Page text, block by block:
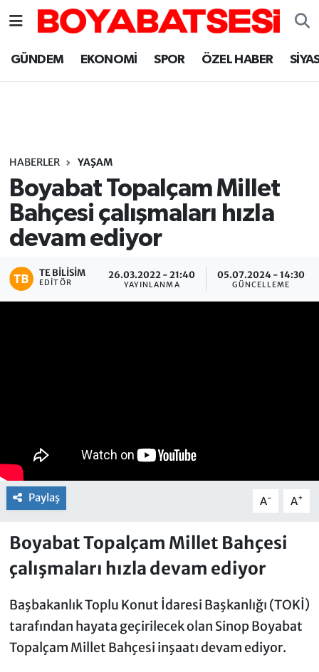
GÜNDEM EKONOMİ SPOR ÖZEL HABER
HABERLER YAŞAM
Boyabat Topalçam Millet
Bahçesi çalışmaları hızla
devam ediyor
TE BILISIM
EDITÖR
26.03.2022 - 21:40
YAYINLANMA
05.07.2024 - 14:30
GÜNCELLEME
Paylaş A- A+
Boyabat Topalçam Millet Bahçesi
çalışmaları hızla devam ediyor
Başbakanlık Toplu Konut İdaresi Başkanlığı (TOKİ)
tarafından hayata geçirilecek olan Sinop Boyabat
Topalçam Millet Bahçesi inşaatı devam ediyor.
Sinop Nöbetçi Eczaneler
Sinop Trafik Yoğunluk Haritası
Süper Lig Puan Durumu ve Fikstür
Tüm Manşetler
Son Dakika Haberleri